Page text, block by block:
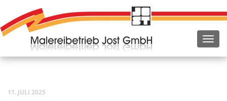
11. JULI 2025